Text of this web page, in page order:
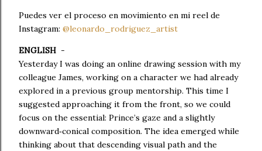
Puedes ver el proceso en movimiento en mi reel de
Instagram: @leonardo_rodriguez_artist
ENGLISH
  -
Yesterday I was doing an online drawing session with my
colleague James, working on a character we had already
explored in a previous group mentorship. This time I
suggested approaching it from the front, so we could
focus on the essential: Prince’s gaze and a slightly
downward‑conical composition. The idea emerged while
thinking about that descending visual path and the